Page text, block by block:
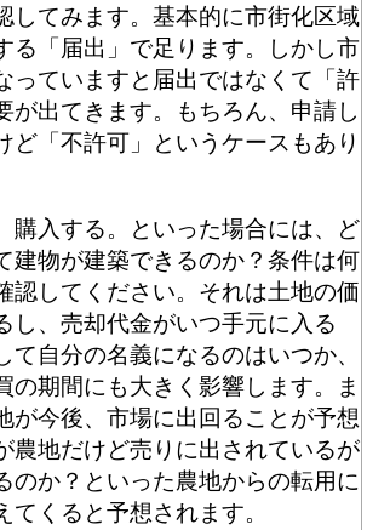
してみます。基本的に市街化区域
る「届出」で足ります。しかし市
っていますと届出ではなくて「許
が出てきます。もちろん、申請し
ど「不許可」というケースもあり
購入する。といった場合には、ど
建物が建築できるのか？条件は何
認してください。それは土地の価
し、売却代金がいつ手元に入る
て自分の名義になるのはいつか、
の期間にも大きく影響します。ま
が今後、市場に出回ることが予想
農地だけど売りに出されているが
のか？といった農地からの転用に
てくると予想されます。